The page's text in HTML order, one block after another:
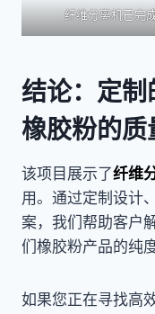
纤维分离机已完
结论：定
橡胶粉的质
该项目展示了纤维
用。通过定制设计
案，我们帮助客户
们橡胶粉产品的纯度
如果您正在寻找高